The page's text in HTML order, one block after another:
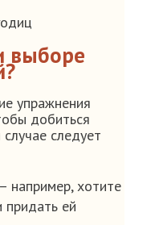
выборе
упражнения
добиться
следует
например, хотите
придать ей